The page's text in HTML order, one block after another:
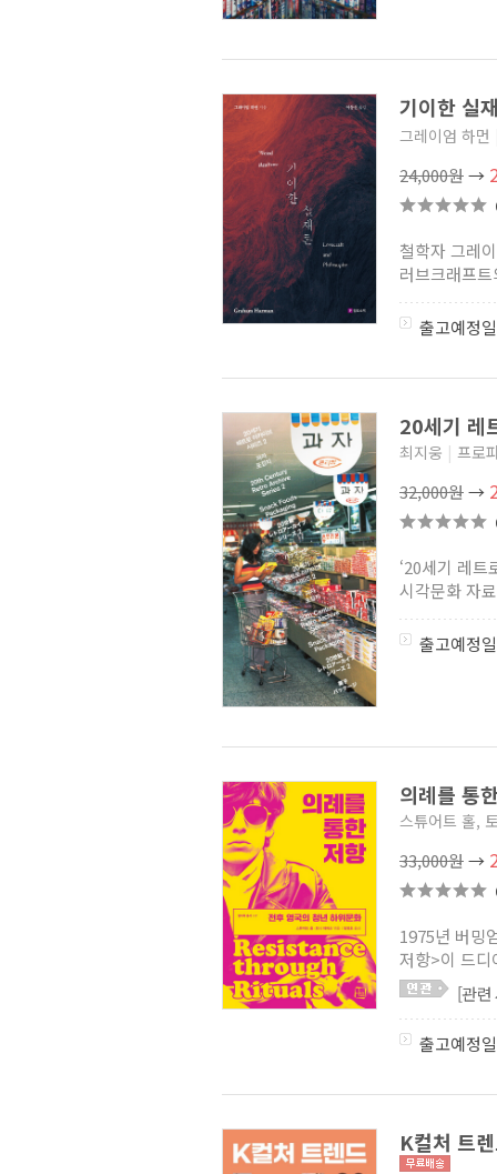
기이한 실
그레이엄 하먼
24,000원→
철학자 그레
러브크래프
출고예정
20세기 레
최지웅 | 프로
32,000원→
‘20세기 레
시각문화 자
출고예정
의례를 통
스튜어트 홀,
33,000원→
1975년 버밍
저항>이 드디
[관련
출고예정
K컬처 트